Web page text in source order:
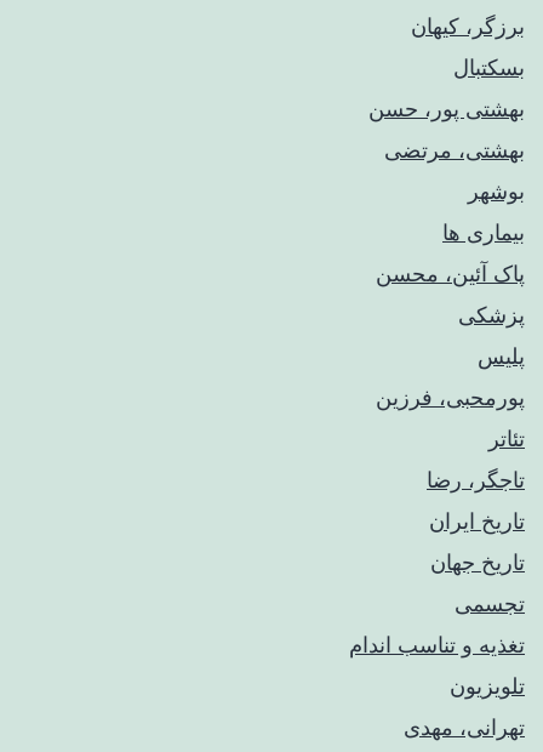
برزگر، کیهان
بسکتبال
بهشتی پور، حسن
بهشتی، مرتضی
بوشهر
بیماری ها
پاک آئین، محسن
پزشکی
پلیس
پورمحبی، فرزین
تئاتر
تاجگر، رضا
تاریخ ایران
تاریخ جهان
تجسمی
تغذیه و تناسب اندام
تلویزیون
تهرانی، مهدی